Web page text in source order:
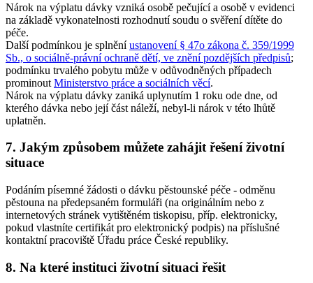
Nárok na výplatu dávky vzniká osobě pečující a osobě v evidenci
na základě vykonatelnosti rozhodnutí soudu o svěření dítěte do
péče.
Další podmínkou je splněníustanovení § 47o zákona č. 359/1999
Sb., o sociálně-právní ochraně dětí, ve znění pozdějších předpisů;
podmínku trvalého pobytu může v odůvodněných případech
prominout Ministerstvo práce a sociálních věcí.
Nárok na výplatu dávky zaniká uplynutím 1 roku ode dne, od
kterého dávka nebo její část náleží, nebyl-li nárok v této lhůtě
uplatněn.
7. Jakým způsobem můžete zahájit řešení životní
situace
Podáním písemné žádosti o dávku pěstounské péče - odměnu
pěstouna na předepsaném formuláři (na originálním nebo z
internetových stránek vytištěném tiskopisu, příp. elektronicky,
pokud vlastníte certifikát pro elektronický podpis) na příslušné
kontaktní pracoviště Úřadu práce České republiky.
8. Na které instituci životní situaci řešit